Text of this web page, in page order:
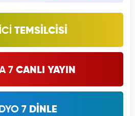
TEMSİLCİSİ
7 CANLI YAYIN
7 DİNLE